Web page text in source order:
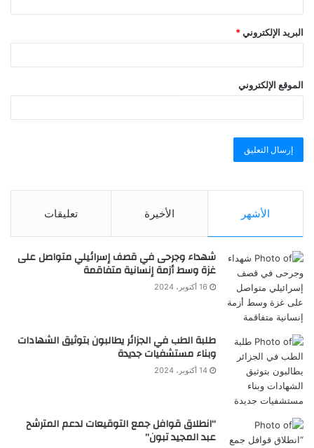
البريد الإلكتروني *
الموقع الإلكتروني
الأشهر الأخيرة تعليقات
شهداء وجرحى في قصف إسرائيلي متواصل على
غزة وسط أزمة إنسانية متفاقمة
16 أكتوبر، 2024
طلبة الطب في الجزائر يطالبون بتوثيق الشهادات
وبناء مستشفيات جديدة
14 أكتوبر، 2024
“انطلاق قوافل جمع التوقيعات لدعم المترشح
عبد المجيد تبون”